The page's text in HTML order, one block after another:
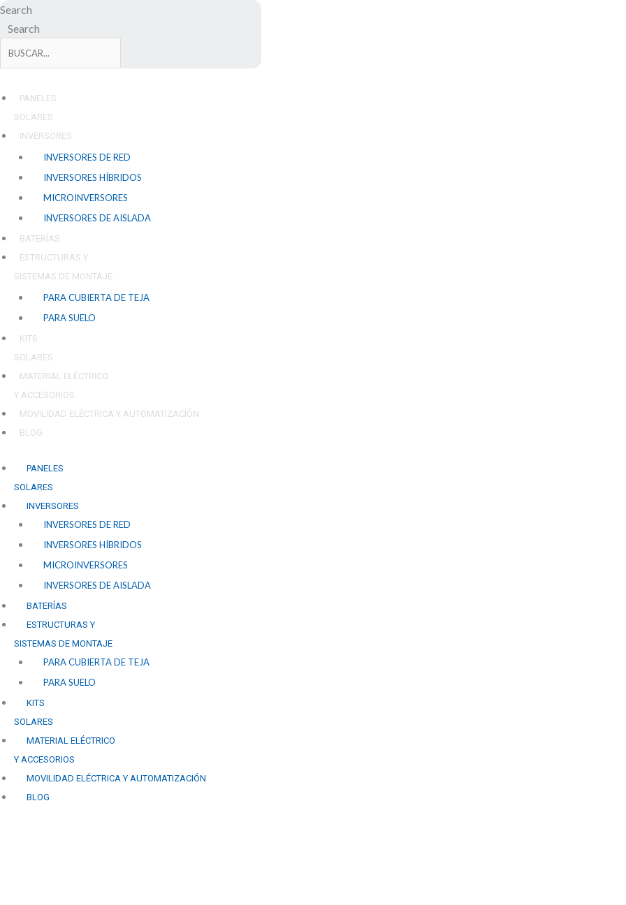
Ir
contenido
Search
Search
PANELES
SOLARES
INVERSORES
INVERSORES DE RED
INVERSORES HÍBRIDOS
MICROINVERSORES
INVERSORES DE AISLADA
BATERÍAS
ESTRUCTURAS Y
SISTEMAS DE MONTAJE
PARA CUBIERTA DE TEJA
PARA SUELO
KITS
SOLARES
MATERIAL ELÉCTRICO
Y ACCESORIOS
MOVILIDAD ELÉCTRICA Y AUTOMATIZACIÓN
BLOG
PANELES
SOLARES
INVERSORES
INVERSORES DE RED
INVERSORES HÍBRIDOS
MICROINVERSORES
INVERSORES DE AISLADA
BATERÍAS
ESTRUCTURAS Y
SISTEMAS DE MONTAJE
PARA CUBIERTA DE TEJA
PARA SUELO
KITS
SOLARES
MATERIAL ELÉCTRICO
Y ACCESORIOS
MOVILIDAD ELÉCTRICA Y AUTOMATIZACIÓN
BLOG